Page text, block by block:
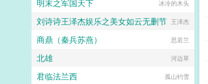
明末之军国天下
冰冷的木头
刘诗诗王泽杰娱乐之美女如云无删节 王泽杰
商鼎（秦兵苏燕） 思若兰
北雄 河边草
君临法兰西 孤山钓雪